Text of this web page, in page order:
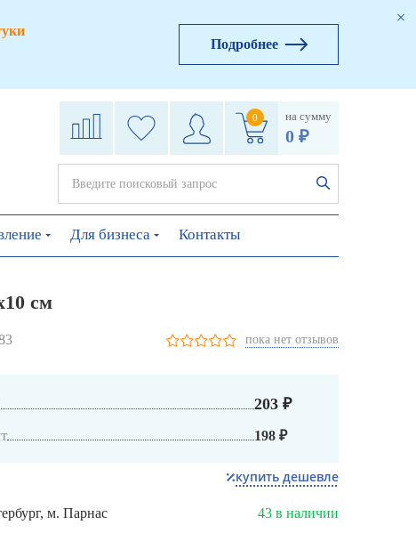
Подробнее
0 на сумму
0 ₽
Для бизнеса Контакты
см
пока нет отзывов
203 ₽
198 ₽
купить дешевле
м. Парнас 43 в наличии